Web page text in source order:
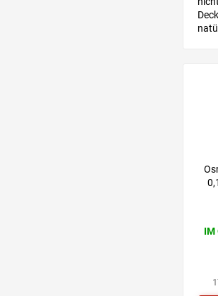
für
IM